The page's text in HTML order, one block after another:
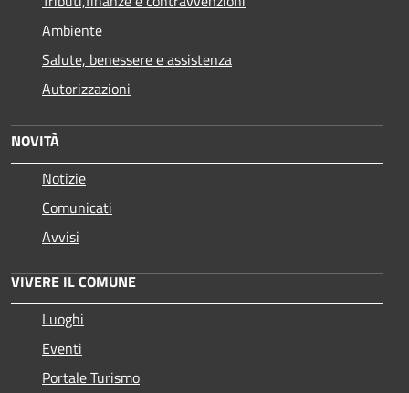
Ambiente
Salute, benessere e assistenza
Autorizzazioni
NOVITÀ
Notizie
Comunicati
Avvisi
VIVERE IL COMUNE
Luoghi
Eventi
Portale Turismo